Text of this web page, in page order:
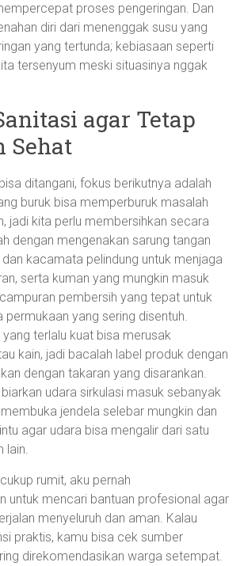
proses pengeringan. Dan
diri dari menenggak susu yang
yang tertunda; kebiasaan seperti
tersenyum meski situasinya nggak
agar Tetap
Sehat
ditangani, fokus berikutnya adalah
buruk bisa memperburuk masalah
jadi kita perlu membersihkan secara
dengan mengenakan sarung tangan
kacamata pelindung untuk menjaga
serta kuman yang mungkin masuk
pembersih yang tepat untuk
permukaan yang sering disentuh.
terlalu kuat bisa merusak
kain, jadi bacalah label produk dengan
dengan takaran yang disarankan.
udara sirkulasi masuk sebanyak
jendela selebar mungkin dan
agar udara bisa mengalir dari satu
lain.
rumit, aku pernah
untuk mencari bantuan profesional agar
menyeluruh dan aman. Kalau
praktis, kamu bisa cek sumber
direkomendasikan warga setempat.